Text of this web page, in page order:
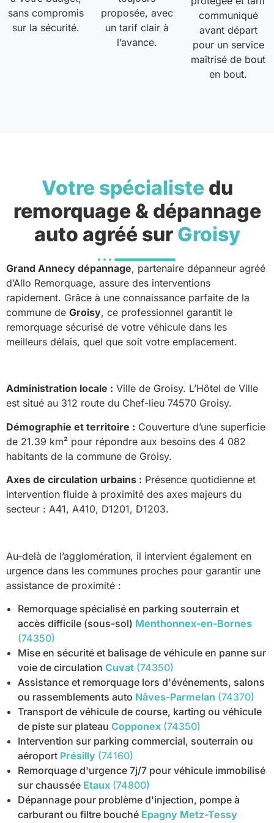
sans compromis
sur la sécurité.
proposée, avec
un tarif clair à
l’avance.
communiqué
avant départ
pour un service
maîtrisé de bout
en bout.
Votre spécialistedu
remorquage & dépannage
auto agréé sur Groisy
Grand Annecy dépannage, partenaire dépanneur agréé
d’Allo Remorquage, assure des interventions
rapidement. Grâce à une connaissance parfaite de la
commune de Groisy, ce professionnel garantit le
remorquage sécurisé de votre véhicule dans les
meilleurs délais, quel que soit votre emplacement.
Administration locale : Ville de Groisy. L’Hôtel de Ville
est situé au 312 route du Chef-lieu 74570 Groisy.
Démographie et territoire : Couverture d’une superficie
de 21.39 km² pour répondre aux besoins des 4 082
habitants de la commune de Groisy.
Axes de circulation urbains : Présence quotidienne et
intervention fluide à proximité des axes majeurs du
secteur : A41, A410, D1201, D1203.
Au-delà de l’agglomération, il intervient également en
urgence dans les communes proches pour garantir une
assistance de proximité :
Remorquage spécialisé en parking souterrain et
accès difficile (sous-sol) Menthonnex-en-Bornes
(74350)
Mise en sécurité et balisage de véhicule en panne sur
voie de circulation Cuvat (74350)
Assistance et remorquage lors d'événements, salons
ou rassemblements auto Nâves-Parmelan (74370)
Transport de véhicule de course, karting ou véhicule
de piste sur plateau Copponex (74350)
Intervention sur parking commercial, souterrain ou
aéroport Présilly (74160)
Remorquage d'urgence 7j/7 pour véhicule immobilisé
sur chaussée Etaux (74800)
Dépannage pour problème d'injection, pompe à
carburant ou filtre bouché Epagny Metz-Tessy